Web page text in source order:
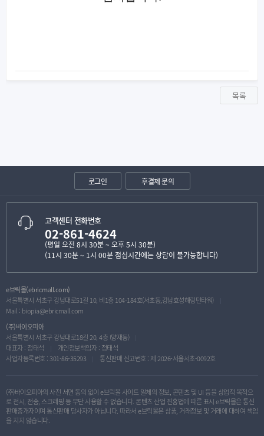
목록
로그인 후결제 문의
고객센터 전화번호
02-861-4624
(평일 오전 8시 30분 ~ 오후 5시 30분)
(11시 30분 ~ 1시 00분 점심시간에는 상담이 불가능합니다)
e브릭몰(ebricmall.com)
서울특별시 서초구 강남대로51길 10, 비1층 104-184호(서초동,강남효성해링턴타워)
Mail : biopia@ebricmall.com
(주)바이오피아
서울특별시 서초구 강남대로18길 20, 4층 (양재동)
대표자 : 정태석
개인정보책임자 : 정태석
사업자등록번호 : 301-86-35293
통신판매 신고번호 : 제 2026-서울서초-0092호
(주)바이오피아의 사전 서면 동의 없이 e브릭몰 사이트 일체의 정보, 콘텐츠 및 UI 등을 상업적 목적으
로 전시, 전송, 스크래핑 등 무단 사용할 수 없습니다. 콘텐츠 산업 진흥법에 따른 표시 e브릭몰은 통신
판매중개자이며 통신판매 당사자가 아닙니다. 따라서 e브릭몰은 상품, 거래정보 및 거래에 대하여 책임
을 지지 않습니다.